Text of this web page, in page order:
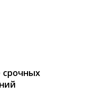
срочных